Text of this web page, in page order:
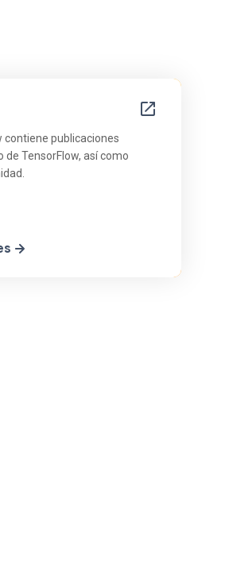
contiene publicaciones
TensorFlow, así como